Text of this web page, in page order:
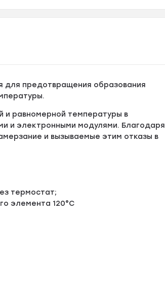
для предотвращения образования
и равномерной температуры в
и электронными модулями. Благодаря
и вызываемые этим отказы в
термостат;
элемента 120°С